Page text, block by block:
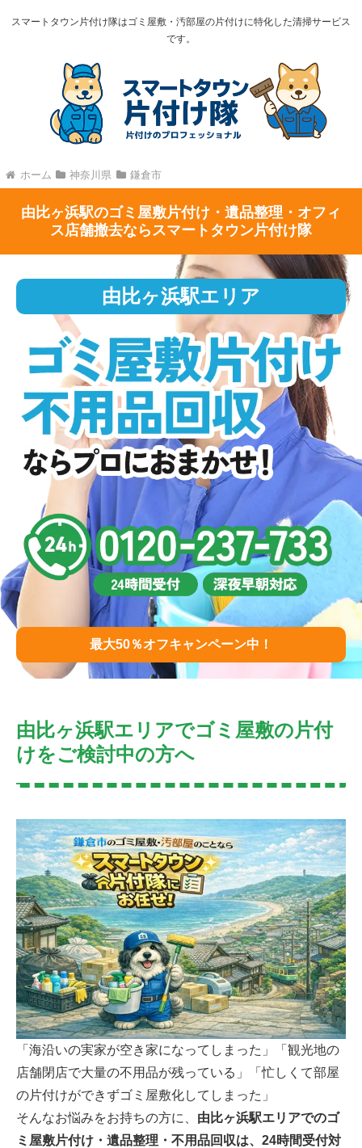
スマートタウン片付け隊はゴミ屋敷・汚部屋の片付けに特化した清掃サービス
です。
ホーム 神奈川県 鎌倉市
由比ヶ浜駅のゴミ屋敷片付け・遺品整理・オフィ
ス店舗撤去ならスマートタウン片付け隊
由比ヶ浜駅エリア
最大50％オフキャンペーン中！
由比ヶ浜駅エリアでゴミ屋敷の片付
けをご検討中の方へ
「海沿いの実家が空き家になってしまった」「観光地の
店舗閉店で大量の不用品が残っている」「忙しくて部屋
の片付けができずゴミ屋敷化してしまった」
そんなお悩みをお持ちの方に、 由比ヶ浜駅エリアでのゴ
ミ屋敷片付け・遺品整理・不用品回収は、24時間受付対